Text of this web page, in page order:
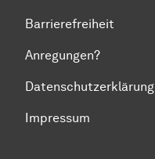
Barrierefreiheit
Anregungen?
Datenschutzerklärung
Impressum